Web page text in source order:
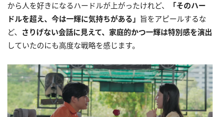
から人を好きになるハードルが上がったけれど、
「そのハー
ドルを超え、今は一輝に気持ちがある」 旨をアピールするな
ど、 さりげない会話に見えて、家庭的かつ一輝は特別感を演出
していたのにも高度な戦略を感じます。